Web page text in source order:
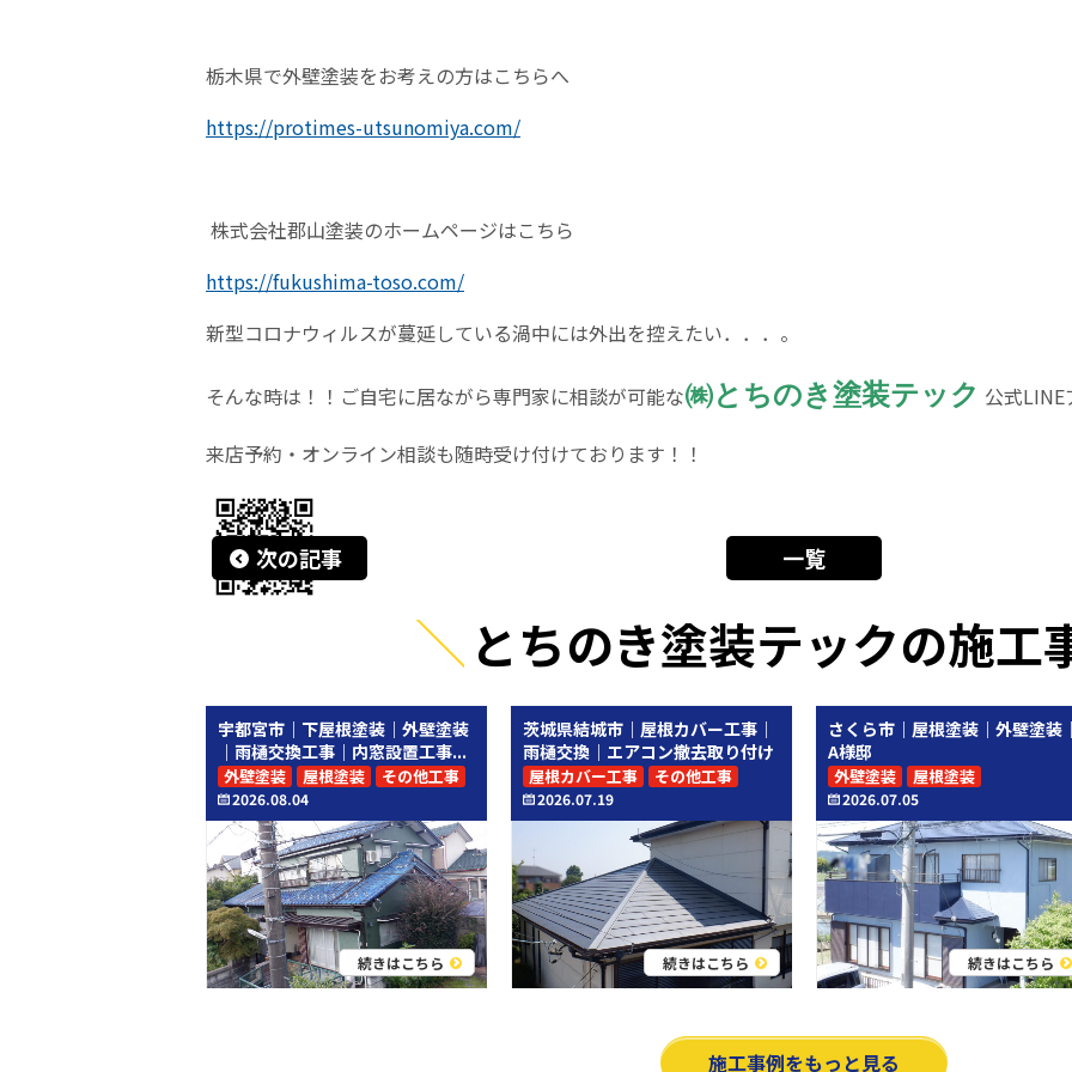
栃木県で外壁塗装をお考えの方はこちらへ
https://protimes-utsunomiya.com/
株式会社郡山塗装のホームページはこちら
https://fukushima-toso.com/
新型コロナウィルスが蔓延している渦中には外出を控えたい．．．。
そんな時は！！ご自宅に居ながら専門家に相談が可能な㈱とちのき塗装テック 公式LINE
来店予約・オンライン相談も随時受け付けております！！
次の記事 一覧
とちのき塗装テックの施工
宇都宮市｜下屋根塗装｜外壁塗装
｜雨樋交換工事｜内窓設置工事...
2026.08.04
続きはこちら
外壁塗装 屋根塗装 その他工事
茨城県結城市｜屋根カバー工事｜
雨樋交換｜エアコン撤去取り付け
2026.07.19
続きはこちら
屋根カバー工事 その他工事
さくら市｜屋根塗装｜外壁塗装｜
A様邸
2026.07.05
続きはこちら
外壁塗装 屋根塗装
施工事例をもっと見る